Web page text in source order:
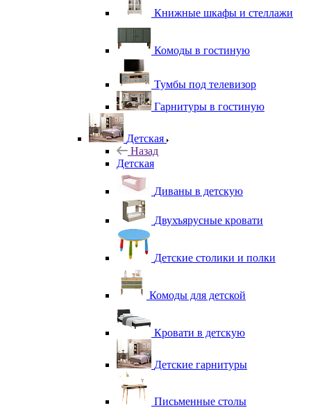
Книжные шкафы и стеллажи
Комоды в гостиную
Тумбы под телевизор
Гарнитуры в гостиную
Детская
Назад
Детская
Диваны в детскую
Двухъярусные кровати
Детские столики и полки
Комоды для детской
Кровати в детскую
Детские гарнитуры
Письменные столы